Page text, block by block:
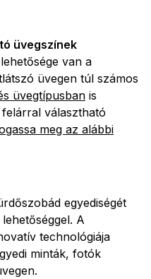
üvegszínek
van a
üvegen túl számos
üvegtípusban is
választható
meg az alábbi
egyediségét
A
technológiája
minták, fotók